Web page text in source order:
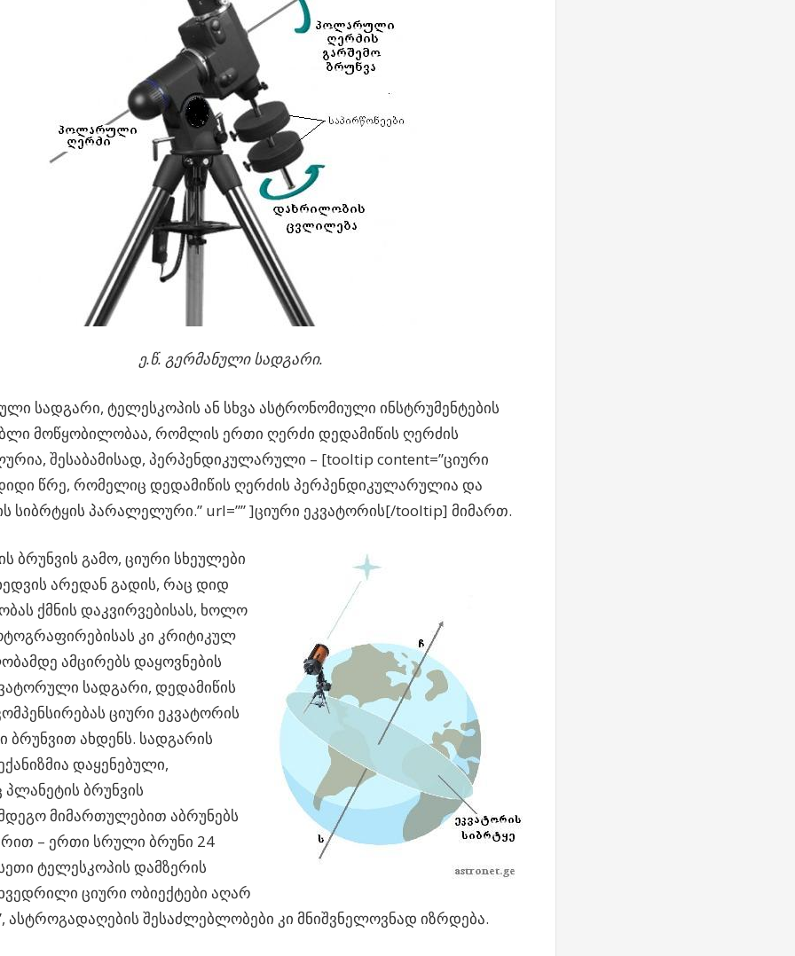
ე.წ. გერმანული სადგარი.
სადგარი, ტელესკოპის ან სხვა ასტრონომიული ინსტრუმენტების
მოწყობილობაა, რომლის ერთი ღერძი დედამიწის ღერძის
შესაბამისად, პერპენდიკულარული – [tooltip content=”ციური
წრე, რომელიც დედამიწის ღერძის პერპენდიკულარულია და
სიბრტყის პარალელური.” url=”” ]ციური ეკვატორის[/tooltip] მიმართ.
ბრუნვის გამო, ციური სხეულები
არედან გადის, რაც დიდ
ქმნის დაკვირვებისას, ხოლო
კი კრიტიკულ
ამცირებს დაყოვნების
სადგარი, დედამიწის
ციური ეკვატორის
ბრუნვით ახდენს. სადგარის
დაყენებული,
ბრუნვის
მიმართულებით აბრუნებს
– ერთი სრული ბრუნი 24
ტელესკოპის დამზერის
ციური ობიექტები აღარ
ასტროგადაღების შესაძლებლობები კი მნიშვნელოვნად იზრდება.